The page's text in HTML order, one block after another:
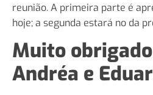
reunião. A primeira parte é
hoje; a segunda estará no da
Muito
Andréa e